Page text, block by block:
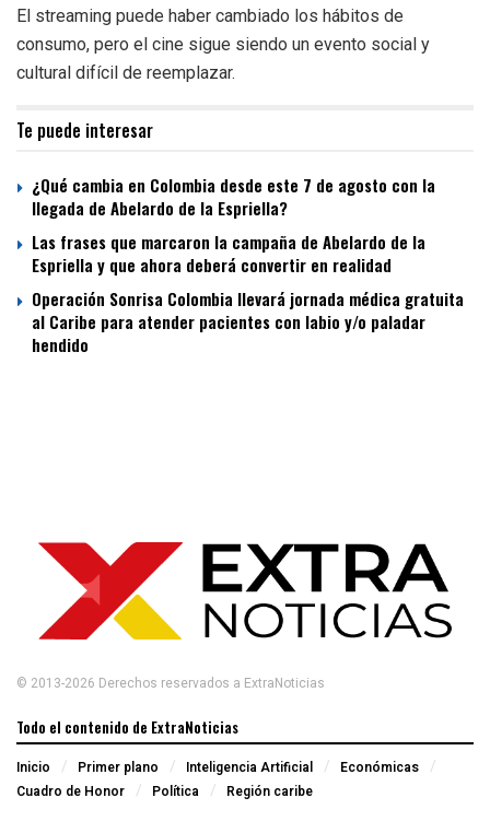
El streaming puede haber cambiado los hábitos de
consumo, pero el cine sigue siendo un evento social y
cultural difícil de reemplazar.
Te puede interesar
¿Qué cambia en Colombia desde este 7 de agosto con la
llegada de Abelardo de la Espriella?
Las frases que marcaron la campaña de Abelardo de la
Espriella y que ahora deberá convertir en realidad
Operación Sonrisa Colombia llevará jornada médica gratuita
al Caribe para atender pacientes con labio y/o paladar
hendido
© 2013-2026 Derechos reservados a ExtraNoticias
Todo el contenido de ExtraNoticias
Inicio Primer plano Inteligencia Artificial
Económicas
Cuadro de Honor
Política Región caribe